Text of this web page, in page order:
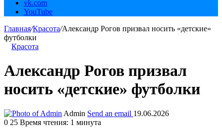
vk.com
YouTube
Главная/Красота/Александр Рогов призвал носить «детские»
футболки
Красота
Александр Рогов призвал
носить «детские» футболки
Admin Send an email 19.06.2026
0 25 Время чтения: 1 минута